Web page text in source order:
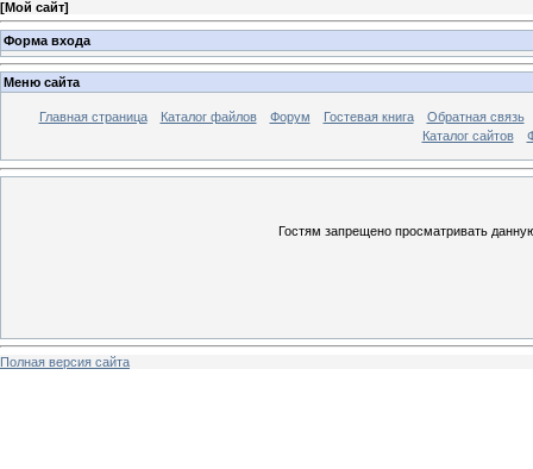
[Мой сайт]
Форма входа
Меню сайта
Главная страница Каталог файлов Форум Гостевая книга
Обратная связь
Каталог сайтов
Гостям запрещено просматривать
Полная версия сайта